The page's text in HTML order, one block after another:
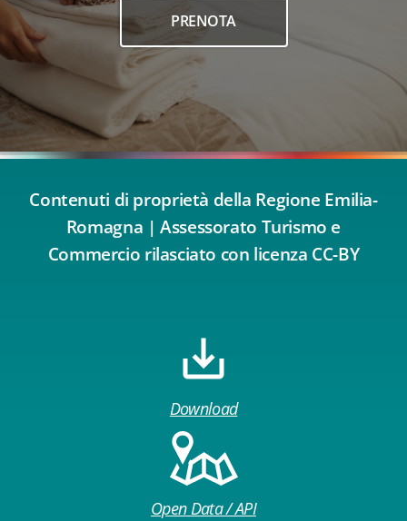
PRENOTA
Contenuti di proprietà della Regione Emilia-
Romagna | Assessorato Turismo e
Commercio rilasciato con licenza CC-BY
Download
Open Data / API